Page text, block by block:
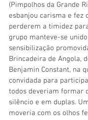
(Pimpolhos da Grande
esbanjou carisma e fez
perderem a timidez
grupo manteve-se
sensibilização
Brincadeira de Angola,
Benjamin Constant, na
convidada para
todos deveriam formar
silêncio e em duplas.
moveria com os olhos